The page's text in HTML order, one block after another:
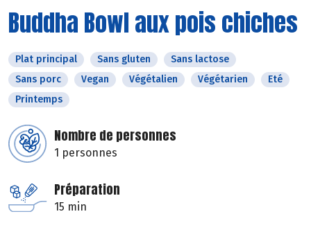
Buddha Bowl aux pois chiches
Plat principal Sans gluten
Sans lactose
Sans porc
Vegan Végétalien Végétarien
Eté
Printemps
Nombre de personnes
1 personnes
Préparation
15 min